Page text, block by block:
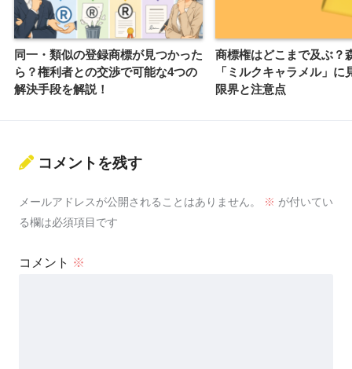
同一・類似の登録商標が見つかった
ら？権利者との交渉で可能な4つの
解決手段を解説！
商標権はどこまで及ぶ？
「ミルクキャラメル」に
限界と注意点
コメントを残す
メールアドレスが公開されることはありません。 ※ が付いてい
る欄は必須項目です
コメント ※